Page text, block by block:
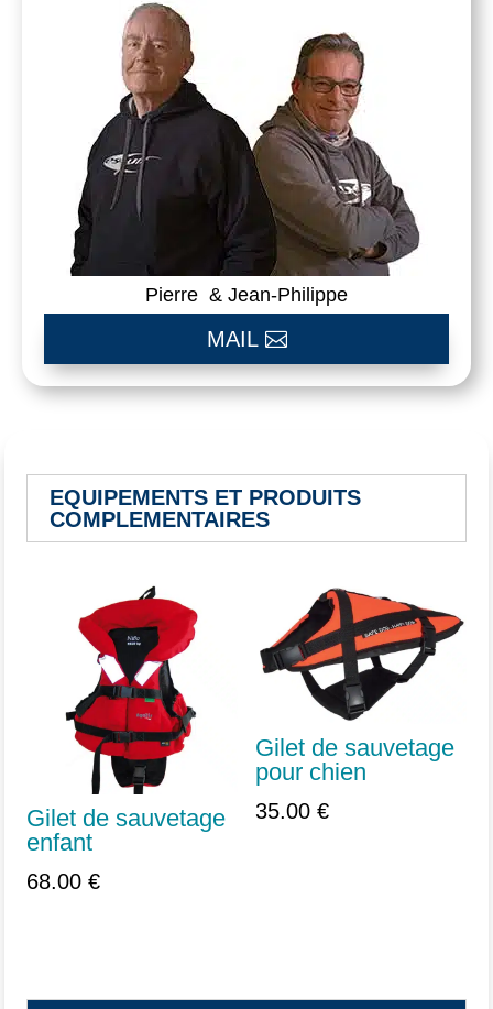
Pierre & Jean-Philippe
MAIL
EQUIPEMENTS ET PRODUITS
COMPLEMENTAIRES
Gilet de sauvetage
enfant
68.00€
Gilet de sauvetage
pour chien
35.00 €